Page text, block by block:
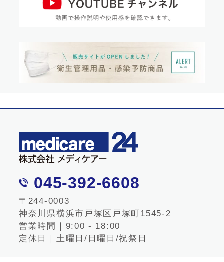
045-392-6608
〒244-0003
神奈川県横浜市戸塚区戸塚町1545-2
営業時間｜9:00 - 18:00
定休日｜土曜日/日曜日/祝祭日